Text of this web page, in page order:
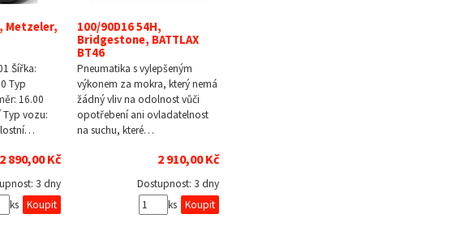
Metzeler,
Šířka:
Typ
16.00
Typ vozu:
2 890,00 Kč
3 dny
ks
100/90D16 54H,
Bridgestone, BATTLAX
BT46
Pneumatika s vylepšeným
výkonem za mokra, který nemá
žádný vliv na odolnost vůči
opotřebení ani ovladatelnost
na suchu, které…
2 910,00 Kč
Dostupnost: 3 dny
ks